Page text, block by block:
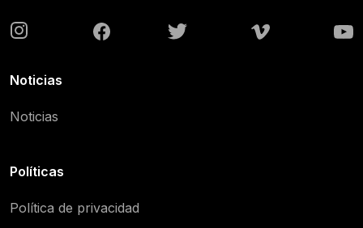
Noticias
Noticias
Políticas
Política de privacidad